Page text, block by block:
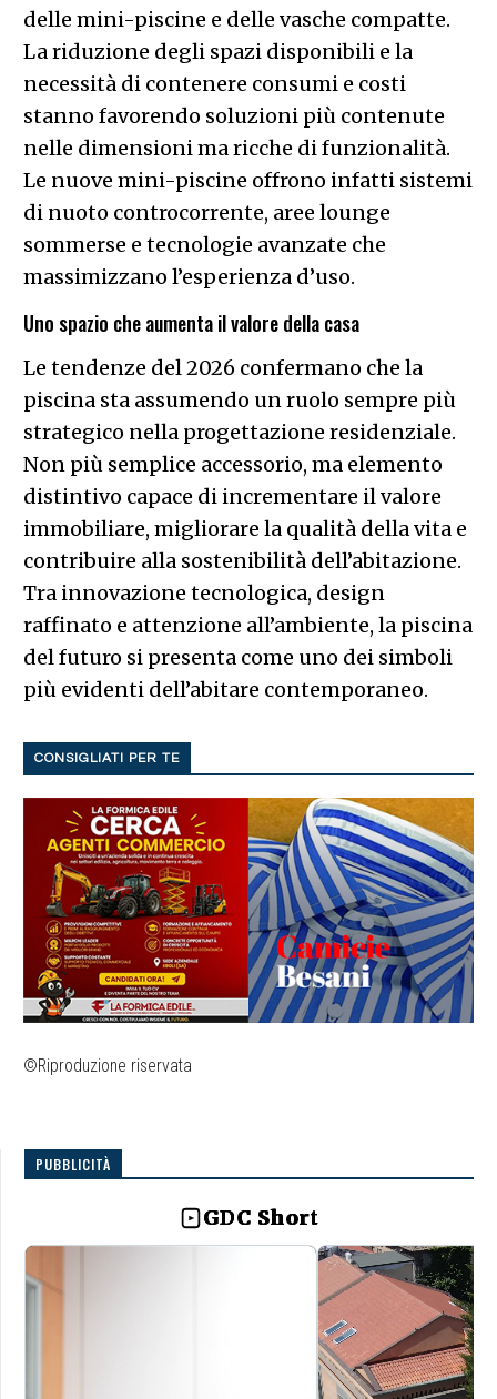
delle mini-piscine e delle vasche compatte.
La riduzione degli spazi disponibili e la
necessità di contenere consumi e costi
stanno favorendo soluzioni più contenute
nelle dimensioni ma ricche di funzionalità.
Le nuove mini-piscine offrono infatti sistemi
di nuoto controcorrente, aree lounge
sommerse e tecnologie avanzate che
massimizzano l’esperienza d’uso.
Uno spazio che aumenta il valore della casa
Le tendenze del 2026 confermano che la
piscina sta assumendo un ruolo sempre più
strategico nella progettazione residenziale.
Non più semplice accessorio, ma elemento
distintivo capace di incrementare il valore
immobiliare, migliorare la qualità della vita e
contribuire alla sostenibilità dell’abitazione.
Tra innovazione tecnologica, design
raffinato e attenzione all’ambiente, la piscina
del futuro si presenta come uno dei simboli
più evidenti dell’abitare contemporaneo.
CONSIGLIATI PER TE
©Riproduzione riservata
PUBBLICITÀ
GDC Short